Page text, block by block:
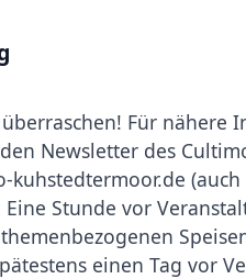
überraschen! Für
Newsletter des
kuhstedtermoor.de
Eine Stunde vor
einen Tag vor